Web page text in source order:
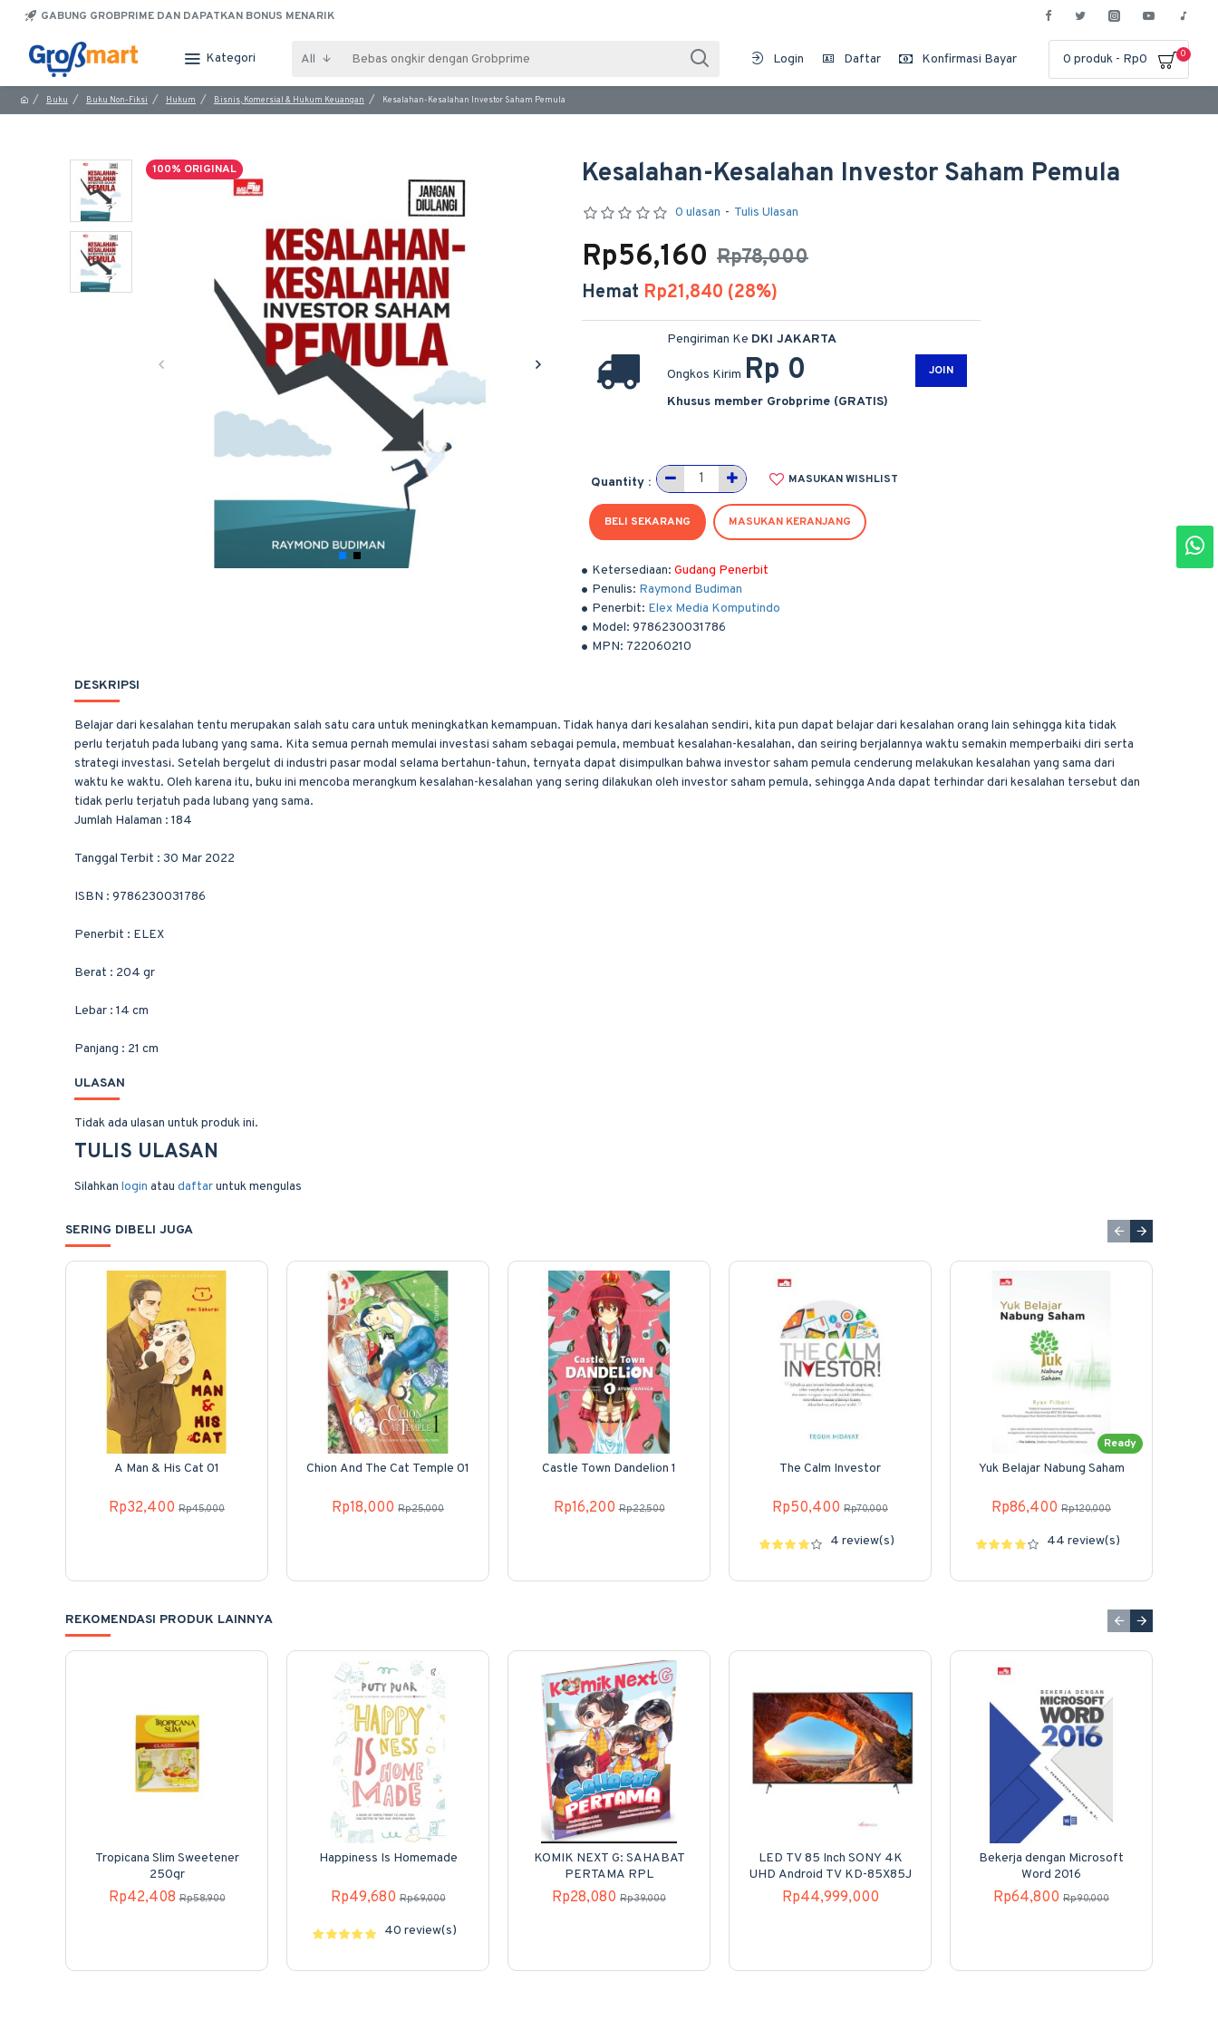
GABUNG GROBPRIME DAN DAPATKAN BONUS MENARIK
Kategori All Login Daftar Konfirmasi Bayar 0 produk - Rp0 0
Buku Buku Non-Fiksi Hukum Bisnis, Komersial & Hukum Keuangan Kesalahan-Kesalahan Investor Saham Pemula
100% ORIGINAL Kesalahan-Kesalahan Investor Saham Pemula
Ketersediaan: Gudang Penerbit
Penulis: Raymond Budiman
Penerbit: Elex Media Komputindo
Model: 9786230031786
MPN: 722060210
0 ulasan - Tulis Ulasan
Rp78,000
Rp56,160
Hemat Rp21,840 (28%)
Pengiriman Ke DKI JAKARTA
Ongkos Kirim Rp 0
Khusus member Grobprime (GRATIS)
JOIN
Quantity : MASUKAN WISHLIST
BELI SEKARANG MASUKAN KERANJANG
DESKRIPSI
Belajar dari kesalahan tentu merupakan salah satu cara untuk meningkatkan kemampuan. Tidak hanya dari kesalahan sendiri, kita pun dapat belajar dari kesalahan orang lain sehingga kita tidak
perlu terjatuh pada lubang yang sama. Kita semua pernah memulai investasi saham sebagai pemula, membuat kesalahan-kesalahan, dan seiring berjalannya waktu semakin memperbaiki diri serta
strategi investasi. Setelah bergelut di industri pasar modal selama bertahun-tahun, ternyata dapat disimpulkan bahwa investor saham pemula cenderung melakukan kesalahan yang sama dari
waktu ke waktu. Oleh karena itu, buku ini mencoba merangkum kesalahan-kesalahan yang sering dilakukan oleh investor saham pemula, sehingga Anda dapat terhindar dari kesalahan tersebut dan
tidak perlu terjatuh pada lubang yang sama.
Jumlah Halaman : 184
Tanggal Terbit : 30 Mar 2022
ISBN : 9786230031786
Penerbit : ELEX
Berat : 204 gr
Lebar : 14 cm
Panjang : 21 cm
ULASAN
Tidak ada ulasan untuk produk ini.
TULIS ULASAN
Silahkan login atau daftaruntuk mengulas
SERING DIBELI JUGA
A Man & His Cat 01
Rp32,400 Rp45,000
Chion And The Cat Temple 01
Rp18,000 Rp25,000
Castle Town Dandelion 1
Rp16,200 Rp22,500
The Calm Investor
Rp50,400 Rp70,000
4 review(s)
Ready
Yuk Belajar Nabung Saham
Rp86,400 Rp120,000
44 review(s)
REKOMENDASI PRODUK LAINNYA
Tropicana Slim Sweetener
250gr
Rp42,408 Rp58,900
Happiness Is Homemade
Rp49,680 Rp69,000
40 review(s)
KOMIK NEXT G: SAHABAT
PERTAMA RPL
Rp28,080 Rp39,000
LED TV 85 Inch SONY 4K
UHD Android TV KD-85X85J
Rp44,999,000
Bekerja dengan Microsoft
Word 2016
Rp64,800 Rp90,000